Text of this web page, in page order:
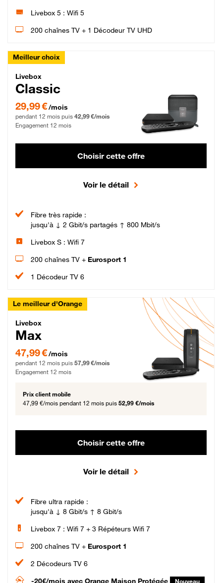
Livebox 5 : Wifi 5
200 chaînes TV + 1 Décodeur TV UHD
Meilleur choix
Livebox Classic Fibre
Livebox
Classic
29,99 € par mois pendant 12 mois puis 42,99 € par mois, Engagement 12 mois
29,99 €/mois
pendant 12 mois puis 42,99 €/mois
Engagement 12 mois
Choisir cette offre
Voir le détail
Fibre très rapide :
jusqu'à ↓ 2 Gbit/s partagés ↑ 800 Mbit/s
Livebox S : Wifi 7
200 chaînes TV + Eurosport 1
1 Décodeur TV 6
Le meilleur d'Orange
Livebox Max Fibre
Livebox
Max
47,99 € par mois pendant 12 mois puis 57,99 € par mois, Engagement 12 mois
47,99 €/mois
pendant 12 mois puis 57,99 €/mois
Engagement 12 mois
Prix client mobile
47,99 €/mois pendant 12 mois puis 52,99 €/mois
Choisir cette offre
Voir le détail
Fibre ultra rapide :
jusqu'à ↓ 8 Gbit/s ↑ 8 Gbit/s
Livebox 7 : Wifi 7 + 3 Répéteurs Wifi 7
200 chaînes TV + Eurosport 1
2 Décodeurs TV 6
-20€/mois avec Orange Maison Protégée Nouveau